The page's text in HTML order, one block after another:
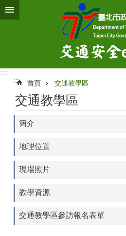
跳到主要內容區塊
:::
:::
首頁 交通教學區
交通教學區
簡介
地理位置
現場照片
教學資源
交通教學區參訪報名表單